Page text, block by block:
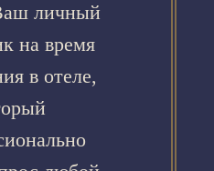
личный
на время
в отеле,